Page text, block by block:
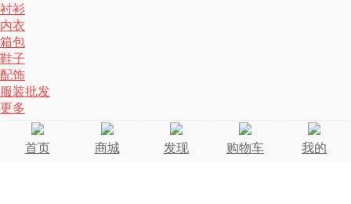
衬衫
内衣
箱包
鞋子
配饰
服装批发
更多
首页 商城 发现 购物车 我的